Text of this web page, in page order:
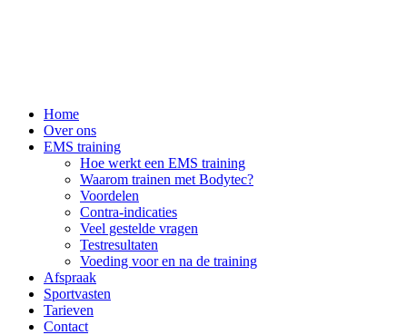
Home
Over ons
EMS training
Hoe werkt een EMS training
Waarom trainen met Bodytec?
Voordelen
Contra-indicaties
Veel gestelde vragen
Testresultaten
Voeding voor en na de training
Afspraak
Sportvasten
Tarieven
Contact